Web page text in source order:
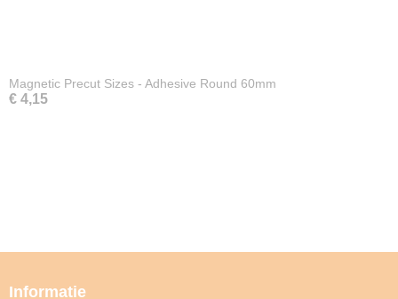
Magnetic Precut Sizes - Adhesive Round 60mm
€ 4,15
Informatie